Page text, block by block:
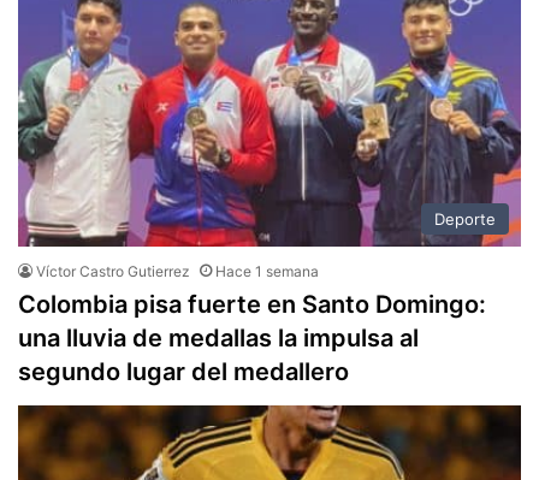
Deporte
Víctor Castro Gutierrez Hace 1 semana
Colombia pisa fuerte en Santo Domingo:
una lluvia de medallas la impulsa al
segundo lugar del medallero